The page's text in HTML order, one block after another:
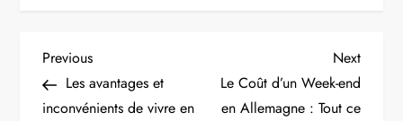
N
a
Previous
Post
Previous
Les avantages et
inconvénients de vivre en
Next
Post
Next
Le Coût d’un Week-end
en Allemagne : Tout ce